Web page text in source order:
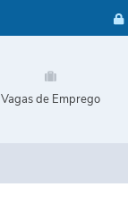
Vagas de Emprego